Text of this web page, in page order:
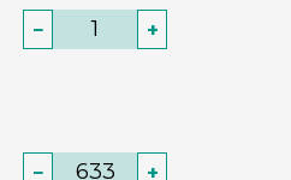
− +
− +